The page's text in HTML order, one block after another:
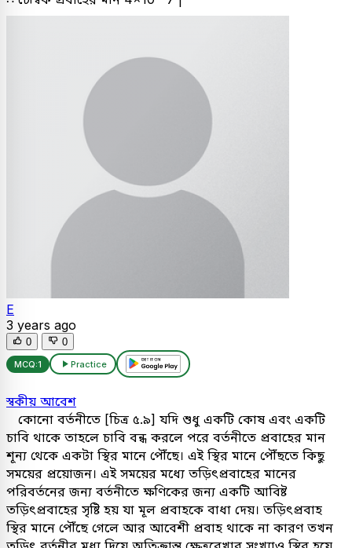
E
3 years ago
0 0
MCQ:1 Practice
স্বকীয় আবেশ
কোনো বর্তনীতে [চিত্র ৫.৯] যদি শুধু একটি কোষ এবং একটি
চাবি থাকে তাহলে চাবি বন্ধ করলে পরে বর্তনীতে প্রবাহের মান
শূন্য থেকে একটা স্থির মানে পৌঁছে। এই স্থির মানে পৌঁছতে কিছু
সময়ের প্রয়োজন। এই সময়ের মধ্যে তড়িৎপ্রবাহের মানের
পরিবর্তনের জন্য বর্তনীতে ক্ষণিকের জন্য একটি আবিষ্ট
তড়িৎপ্রবাহের সৃষ্টি হয় যা মূল প্রবাহকে বাধা দেয়। তড়িৎপ্রবাহ
স্থির মানে পৌঁছে গেলে আর আবেশী প্রবাহ থাকে না কারণ তখন